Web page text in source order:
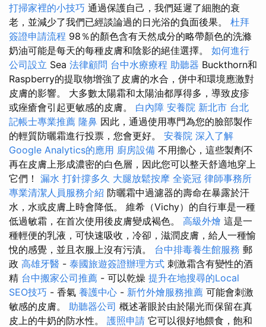
打掃家裡的小技巧 通過保護自己，我們延遲了細胞的衰
老，並減少了我們已經談論過的日光浴的負面後果。 杜拜
簽證申請流程 98％的顏色含有天然成分的略帶顏色的洗滌
奶油可能是每天的每種皮膚和陰影的絕佳選擇。 如何進行
公司設立 Sea 法律顧問 台中水療療程 助聽器 Buckthorn和
Raspberry的提取物增強了皮膚的水合，併中和環境應激對
皮膚的影響。 大多數太陽霜和太陽油都厚得多，導致皮疹
或痤瘡會引起更敏感的皮膚。 白內障 安養院 新北市 台北
記帳士專業推薦 隆鼻 因此，通過使用專門為您的臉部製作
的輕質防曬霜進行投票，您會更好。 安養院 深入了解
Google Analytics的應用 廚房設備 不用擔心，這些製劑不
再在皮膚上形成濃密的白色層，因此您可以整天舒適地穿上
它們！ 漏水 打針撐多久 大腿放鬆按摩 全瓷冠 律師事務所
專業清潔人員服務介紹 防曬霜中過濾器的壽命在暴露於汗
水，水或皮膚上時會降低。 維希（Vichy）的自行車是一種
低過敏霜，在首次使用後皮膚變成褐色。 高級外燴 這是一
種輕便的乳液，可快速吸收，冷卻，滋潤皮膚，給人一種愉
悅的感覺，並且衣服上沒有污漬。 台中排毒養生館服務 郵
政 高雄牙醫 - 泰國旅遊簽證辦理方式 刺激霜含有變性的酒
精 台中搬家公司推薦 - 可以乾燥 提升在地搜尋的Local
SEO技巧 - 香氣 養護中心 - 新竹外燴服務推薦 可能會刺激
敏感的皮膚。 助聽器公司 概述著眼於由於陽光而保留在真
皮上的牛奶的防水性。 護照申請 它可以很好地餵食，飽和